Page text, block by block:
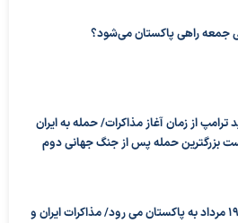
جمعه راهی پاکستان می‌شود؟
ترامپ از زمان آغاز مذاکرات/ حمله به ایران
بزرگترین حمله پس از جنگ جهانی دوم
قالیباف ۱۹ مرداد به پاکستان می رود/ مذاکرات ایران و